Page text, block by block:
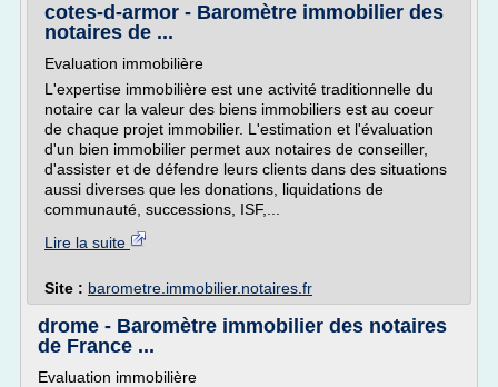
cotes-d-armor - Baromètre immobilier des
notaires de ...
Evaluation immobilière
L'expertise immobilière est une activité traditionnelle du
notaire car la valeur des biens immobiliers est au coeur
de chaque projet immobilier. L'estimation et l'évaluation
d'un bien immobilier permet aux notaires de conseiller,
d'assister et de défendre leurs clients dans des situations
aussi diverses que les donations, liquidations de
communauté, successions, ISF,...
Lire la suite
Site : barometre.immobilier.notaires.fr
drome - Baromètre immobilier des notaires
de France ...
Evaluation immobilière